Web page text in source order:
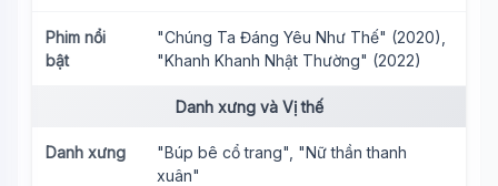
Phim nổi
bật
"Chúng Ta Đáng Yêu Như Thế" (2020),
"Khanh Khanh Nhật Thường" (2022)
Danh xưng và Vị thế
Danh xưng
"Búp bê cổ trang", "Nữ thần thanh
xuân"